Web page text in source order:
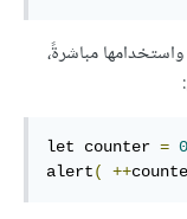
مباشرةً،
let counter = 0
alert( ++